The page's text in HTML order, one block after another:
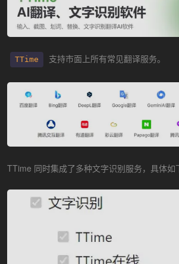
TTime 支持市面上所有常见翻译服务。
TTime 同时集成了多种文字识别服务，具体如